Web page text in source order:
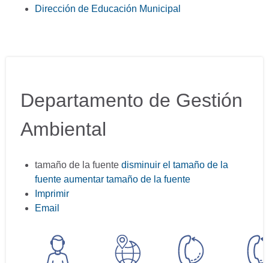
Dirección de Educación Municipal
Departamento de Gestión
Ambiental
tamaño de la fuente disminuir el tamaño de la
fuente aumentar tamaño de la fuente
Imprimir
Email